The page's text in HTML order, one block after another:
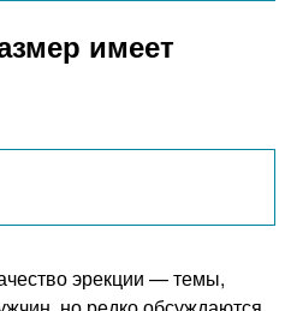
имеет
эрекции — темы,